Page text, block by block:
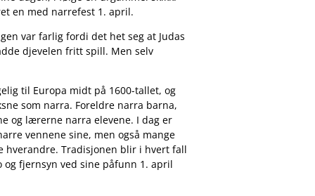
en med narrefest 1. april.
var farlig fordi det het seg at Judas
djevelen fritt spill. Men selv
til Europa midt på 1600-tallet, og
som narra. Foreldre narra barna,
og lærerne narra elevene. I dag er
vennene sine, men også mange
hverandre. Tradisjonen blir i hvert fall
fjernsyn ved sine påfunn 1. april